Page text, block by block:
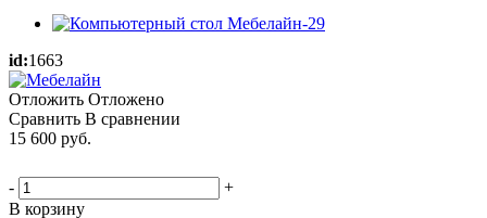
id:1663
Отложить Отложено
Сравнить В сравнении
15 600 руб.
-
+
В корзину